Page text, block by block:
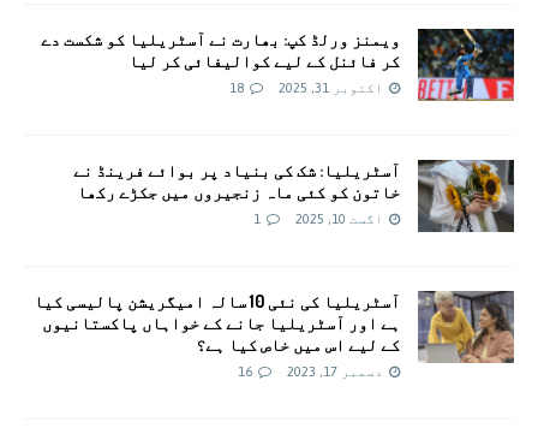
ویمنز ورلڈ کپ: بھارت نے آسٹریلیا کو شکست دے
کر فائنل کے لیے کوالیفائی کر لیا
اکتوبر 31, 2025 18
آسٹریلیا: شک کی بنیاد پر بوائے فرینڈ نے
خاتون کو کئی ماہ زنجیروں میں جکڑے رکھا
اگست 10, 2025 1
آسٹریلیا کی نئی 10 سالہ امیگریشن پالیسی کیا
ہے اور آسٹریلیا جانے کے خواہاں پاکستانیوں
کے لیے اس میں خاص کیا ہے؟
دسمبر 17, 2023 16